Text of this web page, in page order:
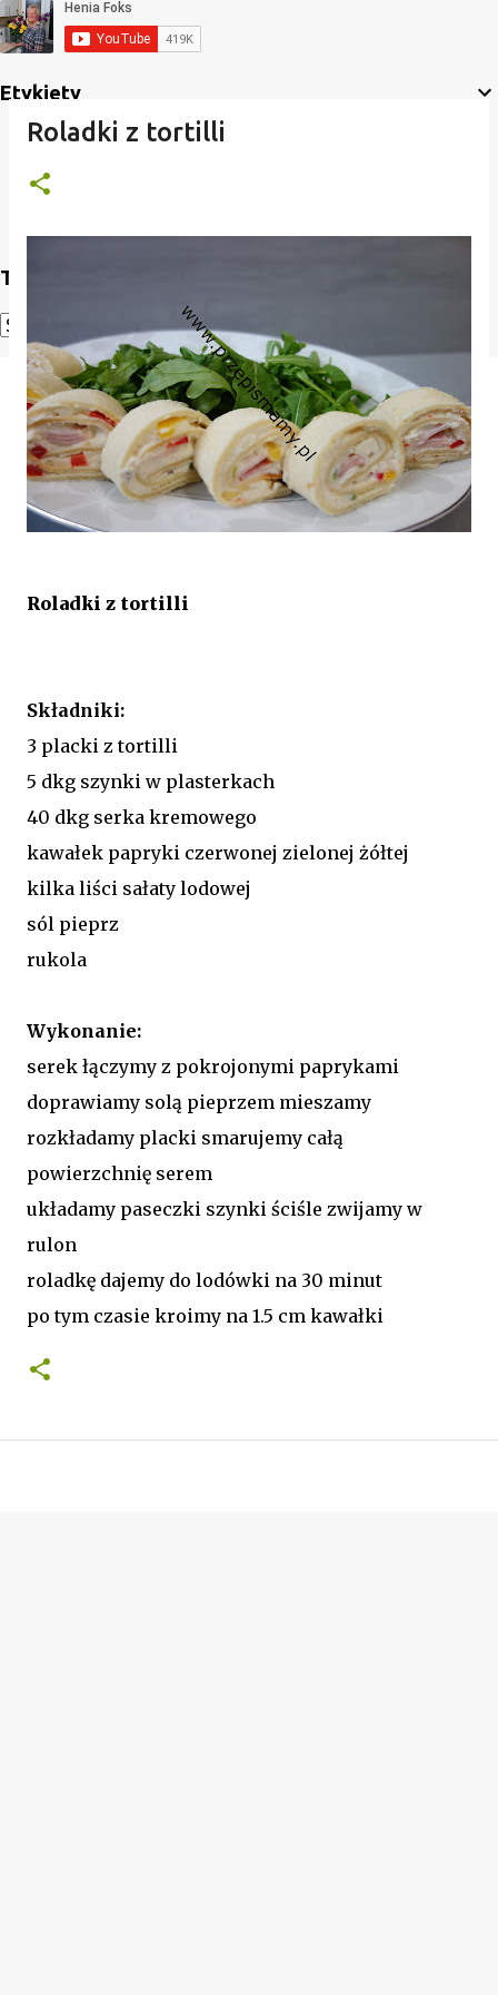
Etykiety
Translate
Powered by Translate
Roladki z tortilli
Roladki z tortilli
Składniki:
3 placki z tortilli
5 dkg szynki w plasterkach
40 dkg serka kremowego
kawałek papryki czerwonej zielonej żółtej
kilka liści sałaty lodowej
sól pieprz
rukola
Wykonanie:
serek łączymy z pokrojonymi paprykami
doprawiamy solą pieprzem mieszamy
rozkładamy placki smarujemy całą
powierzchnię serem
układamy paseczki szynki ściśle zwijamy w
rulon
roladkę dajemy do lodówki na 30 minut
po tym czasie kroimy na 1.5 cm kawałki